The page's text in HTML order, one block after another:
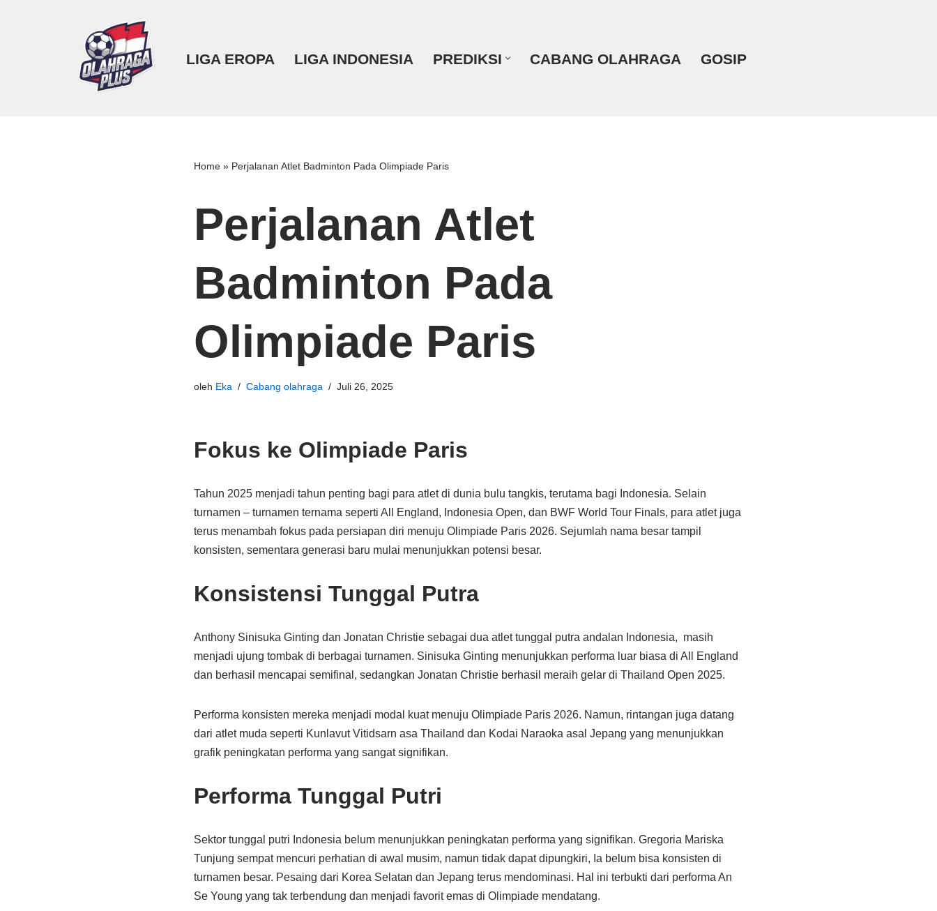
LIGA EROPA LIGA INDONESIA PREDIKSI CABANG OLAHRAGA GOSIP
Home» Perjalanan Atlet Badminton Pada Olimpiade Paris
Perjalanan Atlet
Badminton Pada
Olimpiade Paris
oleh Eka Cabang olahraga Juli 26, 2025
Fokus ke Olimpiade Paris
Tahun 2025 menjadi tahun penting bagi para atlet di dunia bulu tangkis, terutama bagi Indonesia. Selain
turnamen – turnamen ternama seperti All England, Indonesia Open, dan BWF World Tour Finals, para atlet juga
terus menambah fokus pada persiapan diri menuju Olimpiade Paris 2026. Sejumlah nama besar tampil
konsisten, sementara generasi baru mulai menunjukkan potensi besar.
Konsistensi Tunggal Putra
Anthony Sinisuka Ginting dan Jonatan Christie sebagai dua atlet tunggal putra andalan Indonesia, masih
menjadi ujung tombak di berbagai turnamen. Sinisuka Ginting menunjukkan performa luar biasa di All England
dan berhasil mencapai semifinal, sedangkan Jonatan Christie berhasil meraih gelar di Thailand Open 2025.
Performa konsisten mereka menjadi modal kuat menuju Olimpiade Paris 2026. Namun, rintangan juga datang
dari atlet muda seperti Kunlavut Vitidsarn asa Thailand dan Kodai Naraoka asal Jepang yang menunjukkan
grafik peningkatan performa yang sangat signifikan.
Performa Tunggal Putri
Sektor tunggal putri Indonesia belum menunjukkan peningkatan performa yang signifikan. Gregoria Mariska
Tunjung sempat mencuri perhatian di awal musim, namun tidak dapat dipungkiri, Ia belum bisa konsisten di
turnamen besar. Pesaing dari Korea Selatan dan Jepang terus mendominasi. Hal ini terbukti dari performa An
Se Young yang tak terbendung dan menjadi favorit emas di Olimpiade mendatang.